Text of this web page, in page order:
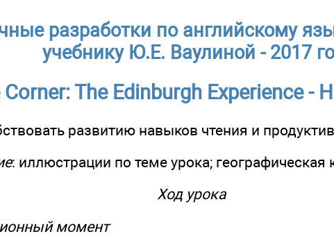
разработки по английскому
учебнику Ю.Е. Ваулиной - 2017
The Edinburgh Experience -
развитию навыков чтения и
: иллюстрации по теме урока;
Ход урока
момент